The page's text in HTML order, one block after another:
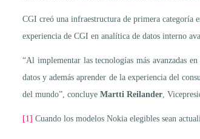
CGI creó una infraestructura de primera categoría
experiencia de CGI en analítica de datos interno
“Al implementar las tecnologías más avanzadas
datos y además aprender de la experiencia del
del mundo”, concluye Martti Reilander ,
[1] Cuando los modelos Nokia elegibles sean